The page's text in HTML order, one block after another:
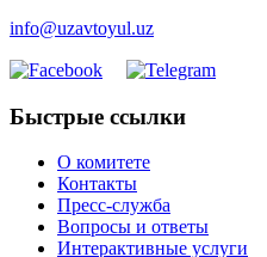
info@uzavtoyul.uz
Быстрые ссылки
О комитете
Контакты
Пресс-служба
Вопросы и ответы
Интерактивные услуги